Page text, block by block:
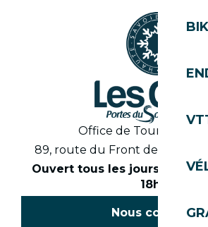
Office de Tourisme des
89, route du Front de Neige
Ouvert tous les jours en
18h30
Nous contacter